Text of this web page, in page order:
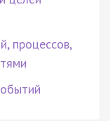
процессов,